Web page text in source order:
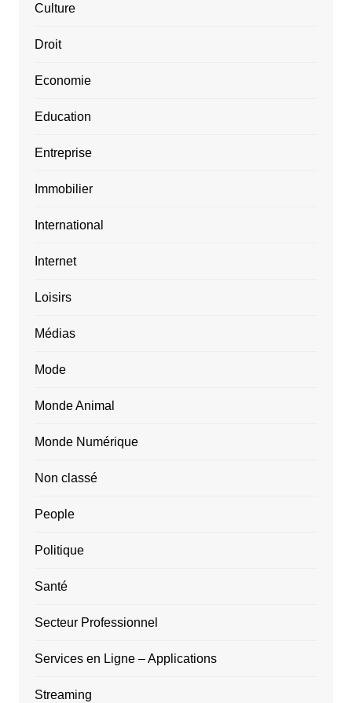
Culture
Droit
Economie
Education
Entreprise
Immobilier
International
Internet
Loisirs
Médias
Mode
Monde Animal
Monde Numérique
Non classé
People
Politique
Santé
Secteur Professionnel
Services en Ligne – Applications
Streaming